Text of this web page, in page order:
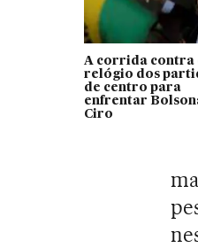
A corrida contra
relógio dos
de centro para
enfrentar
Ciro